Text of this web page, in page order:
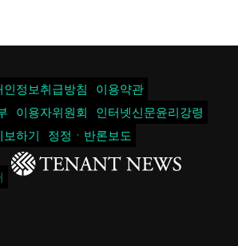
인정보취급방침
이용약관
이용자위원회
인터넷신문윤리강령
보하기 정정ㆍ반론보도